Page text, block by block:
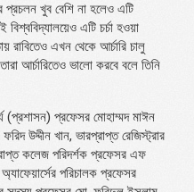
প্রচলন খুব বেশি না হলেও এটি
এটি চর্চা হওয়া
রাবিতেও এখন থেকে আর্চারি চালু
আর্চারিতেও ভালো করবে বলে তিনি
(প্রশাসন) প্রফেসর মোহাম্মদ মাঈন
উদ্দীন খান, ভারপ্রাপ্ত রেজিস্ট্রার
কলেজ পরিদর্শক প্রফেসর এফ
পরিচালক প্রফেসর